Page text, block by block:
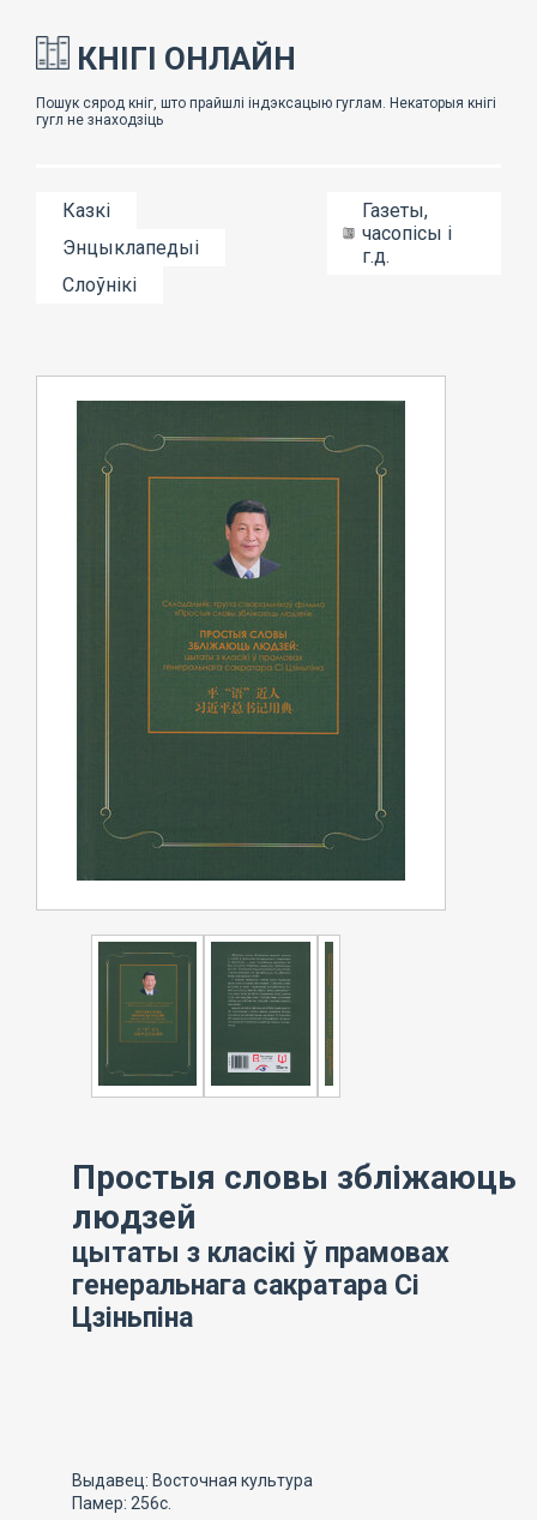
КНІГІ ОНЛАЙН
Казкі
Энцыклапедыі
Слоўнікі
Газеты,
часопісы і
г.д.
Простыя словы збліжаюць
людзей
цытаты з класікі ў прамовах
генеральнага сакратара Сі
Цзіньпіна
Выдавец: Восточная культура
Памер: 256с.